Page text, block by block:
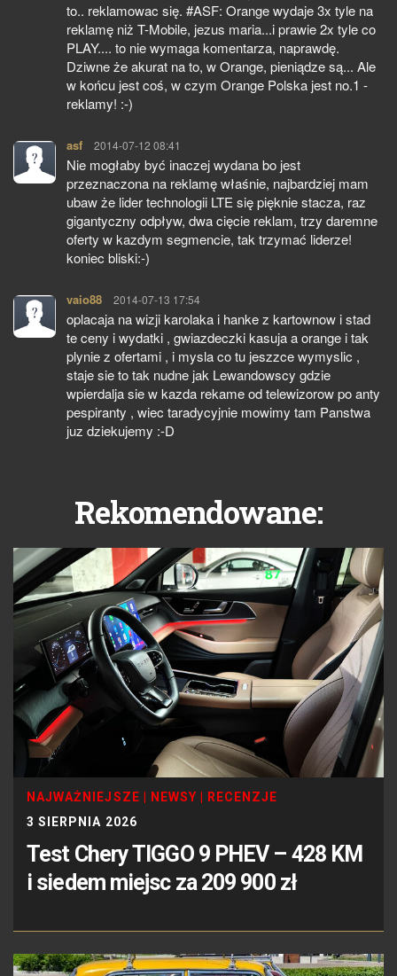
to.. reklamowac się. #ASF: Orange wydaje 3x tyle na
reklamę niż T-Mobile, jezus maria...i prawie 2x tyle co
PLAY.... to nie wymaga komentarza, naprawdę.
Dziwne że akurat na to, w Orange, pieniądze są... Ale
w końcu jest coś, w czym Orange Polska jest no.1 -
reklamy! :-)
asf pisze:
2014-07-12 08:41
Nie mogłaby być inaczej wydana bo jest
przeznaczona na reklamę właśnie, najbardziej mam
ubaw że lider technologii LTE się pięknie stacza, raz
gigantyczny odpływ, dwa cięcie reklam, trzy daremne
oferty w kazdym segmencie, tak trzymać liderze!
koniec bliski:-)
vaio88 pisze:
2014-07-13 17:54
oplacaja na wizji karolaka i hanke z kartownow i stad
te ceny i wydatki , gwiazdeczki kasuja a orange i tak
plynie z ofertami , i mysla co tu jeszzce wymyslic ,
staje sie to tak nudne jak Lewandowscy gdzie
wpierdalja sie w kazda rekame od telewizorow po anty
pespiranty , wiec taradycyjnie mowimy tam Panstwa
juz dziekujemy :-D
Rekomendowane:
NAJWAŻNIEJSZE NEWSY
RECENZJE
3 SIERPNIA 2026
Test Chery TIGGO 9 PHEV – 428 KM
i siedem miejsc za 209 900 zł